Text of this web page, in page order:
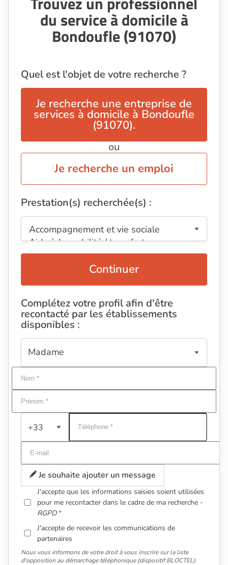
du service à domicile à
Bondoufle (91070)
Quel est l'objet de votre recherche ?
Je recherche une entreprise de
services à domicile à Bondoufle
(91070).
ou
Je recherche un emploi
Prestation(s) recherchée(s) :
Continuer
Complétez votre profil afin d'être
recontacté par les établissements
disponibles :
+33
Je souhaite ajouter un message
J'accepte que les informations saisies soient utilisées
pour me recontacter dans le cadre de ma recherche -
RGPD
J'accepte de recevoir les communications de
partenaires
Nous vous informons de votre droit à vous inscrire sur la liste
d'opposition au démarchage téléphonique (dispositif BLOCTEL).